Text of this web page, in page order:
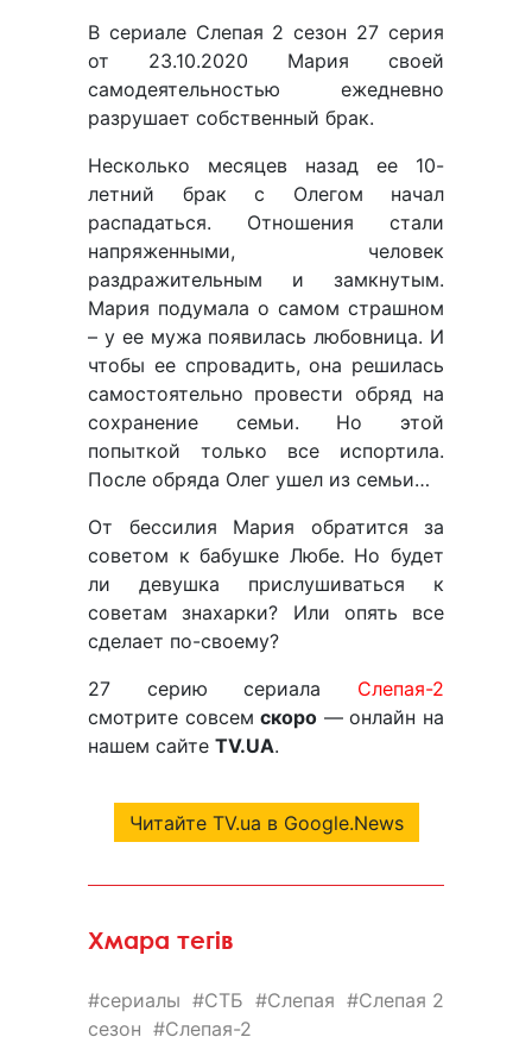
В сериале Слепая 2 сезон 27 серия
от 23.10.2020 Мария своей
самодеятельностью ежедневно
разрушает собственный брак.
Несколько месяцев назад ее 10-
летний брак с Олегом начал
распадаться. Отношения стали
напряженными, человек
раздражительным и замкнутым.
Мария подумала о самом страшном
– у ее мужа появилась любовница. И
чтобы ее спровадить, она решилась
самостоятельно провести обряд на
сохранение семьи. Но этой
попыткой только все испортила.
После обряда Олег ушел из семьи…
От бессилия Мария обратится за
советом к бабушке Любе. Но будет
ли девушка прислушиваться к
советам знахарки? Или опять все
сделает по-своему?
27 серию сериала Слепая-2
смотрите совсемскоро — онлайн на
нашем сайте TV.UA.
Читайте TV.ua в Google.News
Хмара тегів
сериалы СТБ Слепая
Слепая 2
сезон
Слепая-2